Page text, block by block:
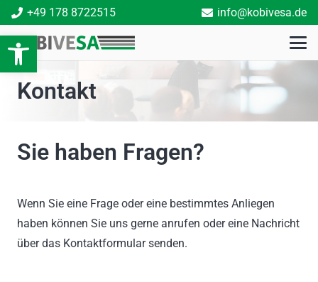
Open toolbar
+49 178 8722515 info@kobivesa.de
Kontakt
Sie haben Fragen?
Wenn Sie eine Frage oder eine bestimmtes Anliegen
haben können Sie uns gerne anrufen oder eine Nachricht
über das Kontaktformular senden.